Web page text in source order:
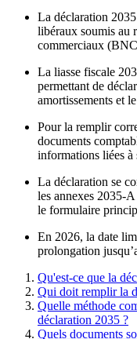
La déclaration
libéraux soumis au
commerciaux
La liasse fiscale
permettant de
amortissements et
Pour la remplir
documents
informations liées à
La déclaration se
les annexes 2035-
le formulaire
En 2026, la date
prolongation
Qu'est-ce que la
Qui doit remplir la
Quelle méthode
déclaration 2035 ?
Quels documents